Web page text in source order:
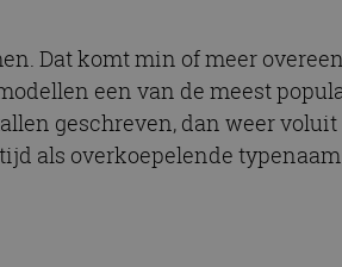
Dat komt min of meer
een van de meest
geschreven, dan weer voluit
als overkoepelende typenaam
van de
van
service om de
cookie-banner
werken.